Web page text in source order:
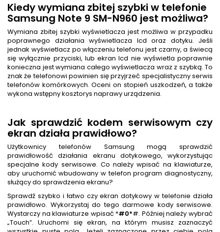
Kiedy wymiana zbitej szybki w telefonie
Samsung Note 9 SM-N960 jest możliwa?
Wymiana zbitej szybki wyświetlacza jest możliwa w przypadku
poprawnego działania wyświetlacza lcd oraz dotyku. Jeśli
jednak wyświetlacz po włączeniu telefonu jest czarny, a świecą
się wyłącznie przyciski, lub ekran lcd nie wyświetla poprawnie
konieczna jest wymiana całego wyświetlacza wraz z szybką. To
znak że telefonowi powinien się przyjrzeć specjalistyczny serwis
telefonów komórkowych. Oceni on stopień uszkodzeń, a także
wykona wstępny kosztorys naprawy urządzenia.
Jak sprawdzić kodem serwisowym czy
ekran działa prawidłowo?
Użytkownicy telefonów Samsung mogą sprawdzić
prawidłowość działania ekranu dotykowego, wykorzystując
specjalne kody serwisowe. Co należy wpisać na klawiaturze,
aby uruchomić wbudowany w telefon program diagnostyczny,
służący do sprawdzenia ekranu?
Sprawdź szybko i łatwo czy ekran dotykowy w telefonie działa
prawidłowo. Wykorzystaj do tego darmowe kody serwisowe.
Wystarczy na klawiaturze wpisać *#0*#. Później należy wybrać
„Touch”. Uruchomi się ekran, na którym musisz zaznaczyć